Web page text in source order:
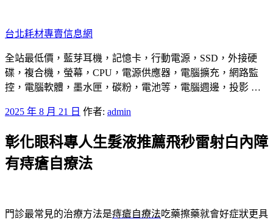
至
主
要
內
容
台北耗材專賣信息網
全站最低價，藍芽耳機，記憶卡，行動電源，SSD，外接硬
碟，複合機，螢幕，CPU，電源供應器，電腦擴充，網路監
控，電腦軟體，墨水匣，碳粉，電池等，電腦週邊，投影 …
發
於
2025 年 8 月 21 日 作者: admin
彰化眼科專人生髮液推薦飛秒雷射白內障
有痔瘡自療法
門診最常見的治療方法是痔瘡自療法吃藥擦藥就會好症狀更具